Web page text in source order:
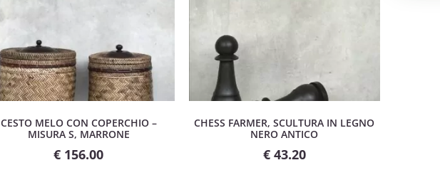
CESTO MELO CON COPERCHIO –
MISURA S, MARRONE
€ 156.00
CHESS FARMER, SCULTURA IN LEGNO
NERO ANTICO
€43.20